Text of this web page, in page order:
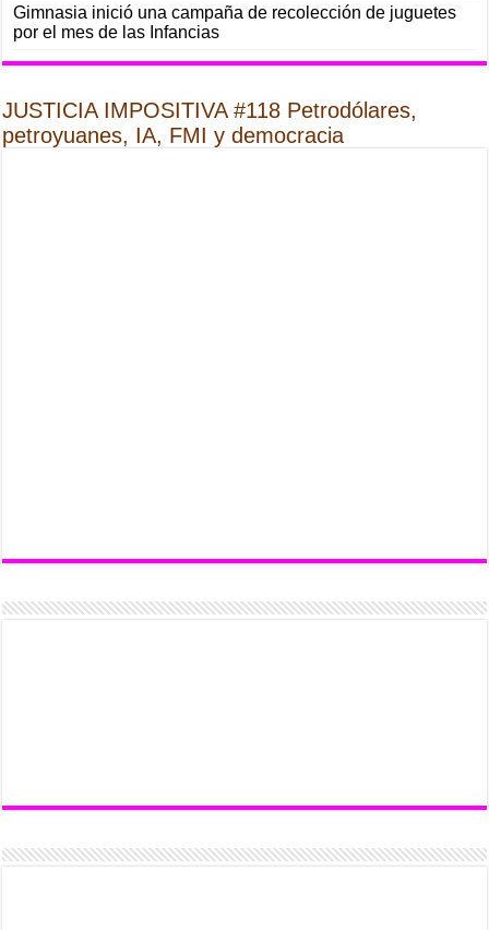
Gimnasia inició una campaña de recolección de juguetes
por el mes de las Infancias
JUSTICIA IMPOSITIVA #118 Petrodólares,
petroyuanes, IA, FMI y democracia